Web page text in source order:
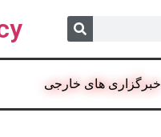
خبرگزاری های خارجی